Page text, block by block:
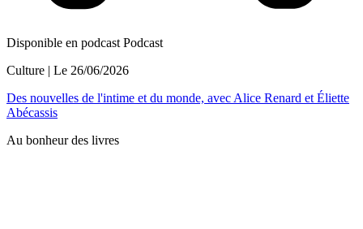
Disponible en podcast Podcast
Culture | Le 26/06/2026
Des nouvelles de l'intime et du monde, avec Alice Renard et Éliette
Abécassis
Au bonheur des livres